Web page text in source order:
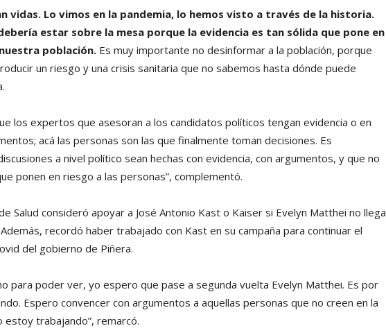
vidas. Lo vimos en la pandemia, lo hemos visto a través de la historia.
estar sobre la mesa porque la evidencia es tan sólida que pone en
población. Es muy importante no desinformar a la población, porque
un riesgo y una crisis sanitaria que no sabemos hasta dónde puede
los expertos que asesoran a los candidatos políticos tengan evidencia o en
acá las personas son las que finalmente toman decisiones. Es
a nivel político sean hechas con evidencia, con argumentos, y que no
ponen en riesgo a las personas”, complementó.
Salud consideró apoyar a José Antonio Kast o Kaiser si Evelyn Matthei no llega
recordó haber trabajado con Kast en su campaña para continuar el
del gobierno de Piñera.
para poder ver, yo espero que pase a segunda vuelta Evelyn Matthei. Es por
Espero convencer con argumentos a aquellas personas que no creen en la
estoy trabajando”, remarcó.